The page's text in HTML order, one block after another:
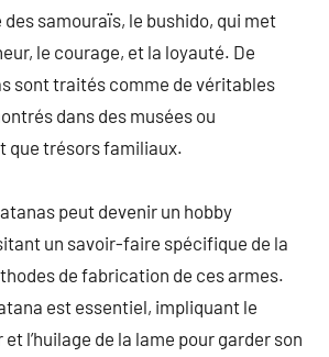
des samouraïs, le bushido, qui met
le courage, et la loyauté. De
sont traités comme de véritables
dans des musées ou
que trésors familiaux.
peut devenir un hobby
un savoir-faire spécifique de la
de fabrication de ces armes.
est essentiel, impliquant le
l’huilage de la lame pour garder son